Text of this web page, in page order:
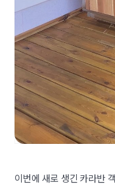
이번에 새로 생긴 카라반